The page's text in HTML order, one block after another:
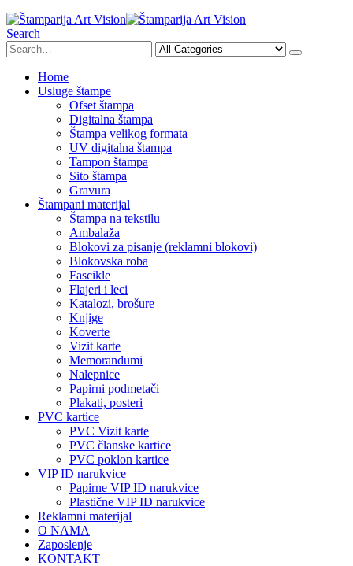
Search
Home
Usluge štampe
Ofset štampa
Digitalna štampa
Štampa velikog formata
UV digitalna štampa
Tampon štampa
Sito štampa
Gravura
Štampani materijal
Štampa na tekstilu
Ambalaža
Blokovi za pisanje (reklamni blokovi)
Blokovska roba
Fascikle
Flajeri i leci
Katalozi, brošure
Knjige
Koverte
Vizit karte
Memorandumi
Nalepnice
Papirni podmetači
Plakati, posteri
PVC kartice
PVC Vizit karte
PVC članske kartice
PVC poklon kartice
VIP ID narukvice
Papirne VIP ID narukvice
Plastične VIP ID narukvice
Reklamni materijal
O NAMA
Zaposlenje
KONTAKT